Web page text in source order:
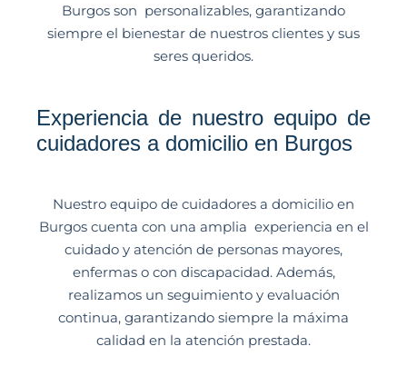
Burgos son personalizables, garantizando
siempre el bienestar de nuestros clientes y sus
seres queridos.
Experiencia de nuestro equipo de
cuidadores a domicilio en Burgos
Nuestro equipo de cuidadores a domicilio en
Burgos cuenta con una amplia experiencia en el
cuidado y atención de personas mayores,
enfermas o con discapacidad. Además,
realizamos un seguimiento y evaluación
continua, garantizando siempre la máxima
calidad en la atención prestada.